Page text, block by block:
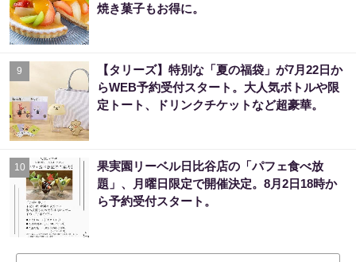
焼き菓子もお得に。
9
【タリーズ】特別な「夏の福袋」が7月22日か
らWEB予約受付スタート。大人気ボトルや限
定トート、ドリンクチケットなど超豪華。
10
果実園リーベル日比谷店の「パフェ食べ放
題」、月曜日限定で開催決定。8月2日18時か
ら予約受付スタート。